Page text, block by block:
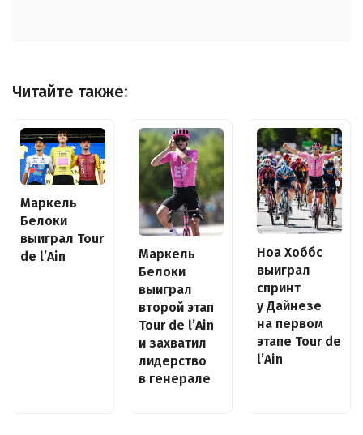
Читайте также:
Маркель
Белоки
выиграл Tour
de l’Ain
Маркель
Белоки
выиграл
второй этап
Tour de l’Ain
и захватил
лидерство
в генерале
Ноа Хоббс
выиграл
спринт
у Дайнезе
на первом
этапе Tour de
l’Ain